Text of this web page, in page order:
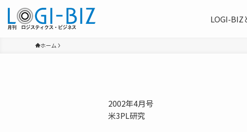
LOGI-BIZ
ホーム
2002年4月号
米3PL研究